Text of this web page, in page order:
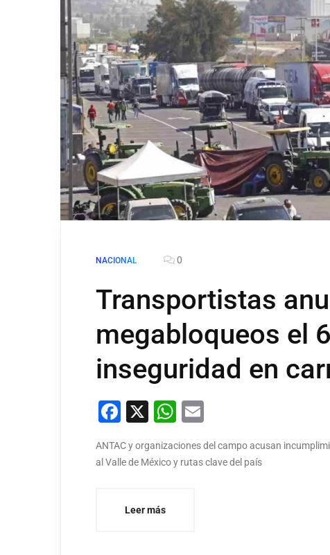
NACIONAL 0
Transportistas
megabloqueos el
inseguridad en
Facebook
X WhatsApp
ANTAC y organizaciones del campo acusan
al Valle de México y rutas clave del país
Leer más